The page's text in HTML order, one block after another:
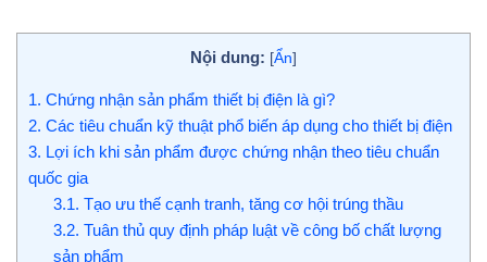
Nội dung: [Ẩn]
1. Chứng nhận sản phẩm thiết bị điện là gì?
2. Các tiêu chuẩn kỹ thuật phổ biến áp dụng cho thiết bị điện
3. Lợi ích khi sản phẩm được chứng nhận theo tiêu chuẩn
quốc gia
3.1. Tạo ưu thế cạnh tranh, tăng cơ hội trúng thầu
3.2. Tuân thủ quy định pháp luật về công bố chất lượng
sản phẩm